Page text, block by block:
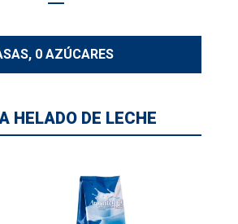
0 AZÚCARES
HELADO DE LECHE